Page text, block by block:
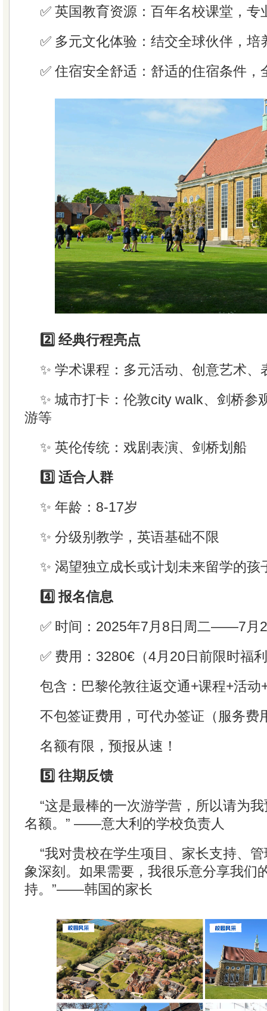
✅ 英国教育资源：百年名校课堂，专
✅ 多元文化体验：结交全球伙伴，培
✅ 住宿安全舒适：舒适的住宿条件，
2️⃣ 经典行程亮点
✨ 学术课程：多元活动、创意艺术、
✨ 城市打卡：伦敦city walk、剑桥参
游等
✨ 英伦传统：戏剧表演、剑桥划船
3️⃣ 适合人群
✨ 年龄：8-17岁
✨ 分级别教学，英语基础不限
✨ 渴望独立成长或计划未来留学的孩
4️⃣ 报名信息
✅ 时间：2025年7月8日周二——7月
✅ 费用：3280€（4月20日前限时福
包含：巴黎伦敦往返交通+课程+活动
不包签证费用，可代办签证（服务费
名额有限，预报从速！
5️⃣ 往期反馈
“这是最棒的一次游学营，所以请为
名额。” ——意大利的学校负责人
“我对贵校在学生项目、家长支持、
象深刻。如果需要，我很乐意分享我们
持。”——韩国的家长